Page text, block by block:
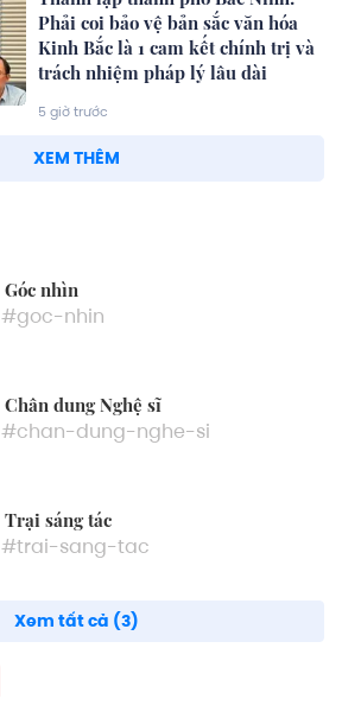
Phải coi bảo vệ bản sắc văn hóa
Kinh Bắc là 1 cam kết chính trị và
trách nhiệm pháp lý lâu dài
5 giờ trước
XEM THÊM
Góc nhìn
#goc-nhin
Chân dung Nghệ sĩ
#chan-dung-nghe-si
Trại sáng tác
#trai-sang-tac
Xem tất cả (3)